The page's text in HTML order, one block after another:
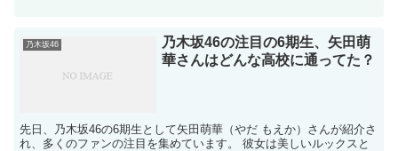
乃木坂46
乃木坂46の注目の6期生、矢田萌
華さんはどんな高校に通ってた？
先日、乃木坂46の6期生として矢田萌華（やだ もえか）さんが紹介さ
れ、多くのファンの注目を集めています。 彼女は美しいルックスと